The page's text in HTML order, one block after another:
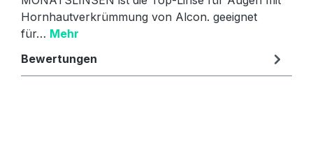
Hornhautverkrümmung von Alcon. geeignet
für… Mehr
Bewertungen